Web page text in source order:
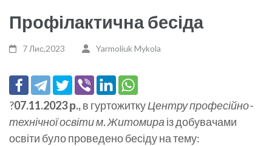
Профілактична бесіда
7 Лис,2023 Yarmoliuk Mykola
?07.11.2023 р.,в гуртожиткуЦентру професійно-
технічної освіти м. Житомира із добувачами
освіти було проведено бесіду на тему: